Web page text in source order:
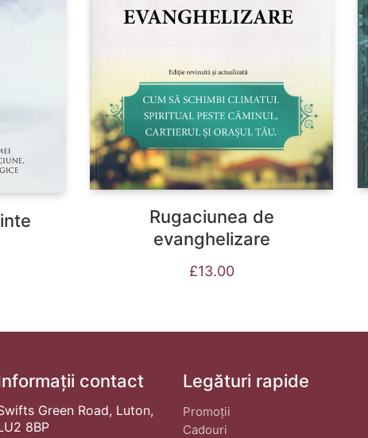
Rugaciunea de
evanghelizare
£13.00
contact
Green Road, Luton,
8BP
Legături rapide
Promoții
Cadouri